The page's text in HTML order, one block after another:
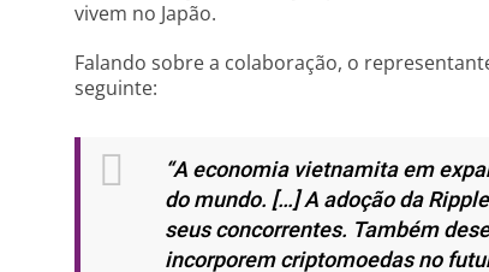
vivem no Japão.
Falando sobre a colaboração, o
seguinte:
“A economia vietnamita em
do mundo. […] A adoção da
seus concorrentes. Também
incorporem criptomoedas no